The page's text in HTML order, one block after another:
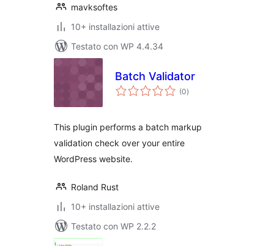
mavksoftes
10+ installazioni attive
Testato con WP 4.4.34
Batch Validator
(0valutazioni
totali
)
This plugin performs a batch markup
validation check over your entire
WordPress website.
Roland Rust
10+ installazioni attive
Testato con WP 2.2.2